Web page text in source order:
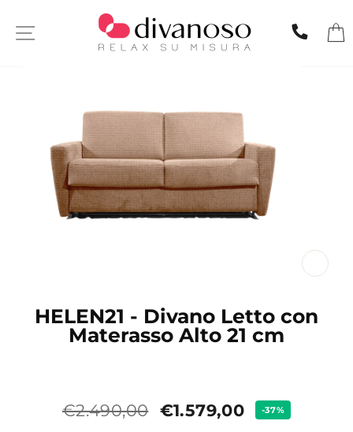
SITE NAVIGATION
HELEN21 - Divano Letto con
Materasso Alto 21 cm
Prezzo
€2.490,00 Prezzo
€1.579,00 -37%